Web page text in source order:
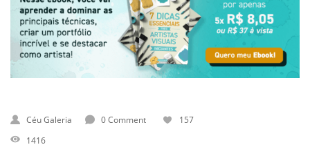
Céu Galeria 0 Comment
157
1416